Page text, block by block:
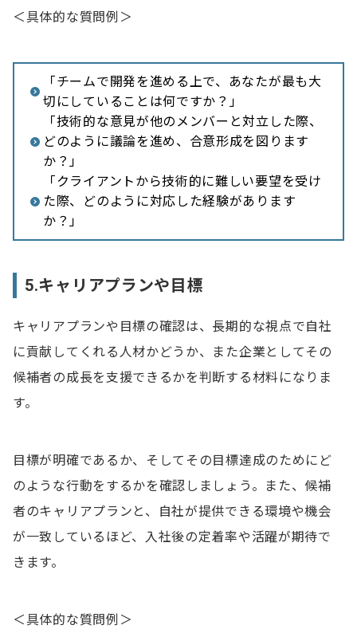
＜具体的な質問例＞
「チームで開発を進める上で、あなたが最も大
切にしていることは何ですか？」
「技術的な意見が他のメンバーと対立した際、
どのように議論を進め、合意形成を図ります
か？」
「クライアントから技術的に難しい要望を受け
た際、どのように対応した経験があります
か？」
5.キャリアプランや目標
キャリアプランや目標の確認は、長期的な視点で自社
に貢献してくれる人材かどうか、また企業としてその
候補者の成長を支援できるかを判断する材料になりま
す。
目標が明確であるか、そしてその目標達成のためにど
のような行動をするかを確認しましょう。また、候補
者のキャリアプランと、自社が提供できる環境や機会
が一致しているほど、入社後の定着率や活躍が期待で
きます。
＜具体的な質問例＞